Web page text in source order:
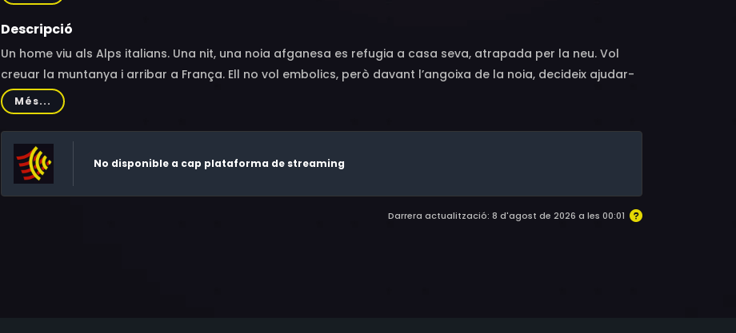
Descripció
Un home viu als Alps italians. Una nit, una noia afganesa es refugia a casa seva, atrapada per la neu. Vol
creuar la muntanya i arribar a França. Ell no vol embolics, però davant l’angoixa de la noia, decideix ajudar-
la.Més...
No disponible a cap plataforma de streaming
Darrera actualització: 8 d'agost de 2026 a les 00:01